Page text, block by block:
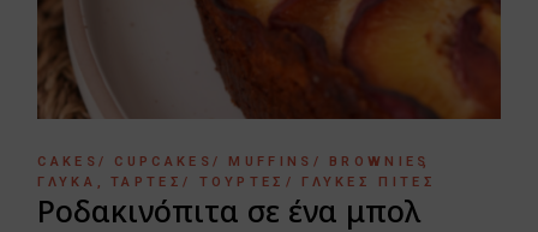
CAKES/ CUPCAKES/ MUFFINS/ BROWNIES
ΓΛΥΚΆ
ΤΆΡΤΕΣ/ ΤΟΎΡΤΕΣ/ ΓΛΥΚΈΣ ΠΊΤΕΣ
Ροδακινόπιτα σε ένα μπολ